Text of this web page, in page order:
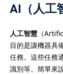
AI（人工
人工智慧 （
目的是讓機器具
任務。這些任務
識別等。簡單來